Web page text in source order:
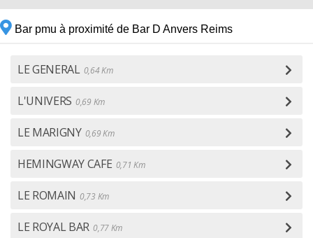
Bar pmu à proximité de Bar D Anvers Reims
LE GENERAL 0,64 Km
L'UNIVERS 0,69 Km
LE MARIGNY 0,69 Km
HEMINGWAY CAFE 0,71 Km
LE ROMAIN 0,73 Km
LE ROYAL BAR 0,77 Km